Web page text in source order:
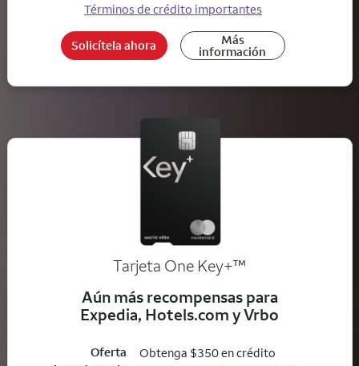
Términos de crédito importantes
Solicítela ahora Más
información
Tarjeta One Key+trademark
™
Aún más recompensas para
Expedia, Hotels.com y Vrbo
Oferta
Obtenga $350 en crédito